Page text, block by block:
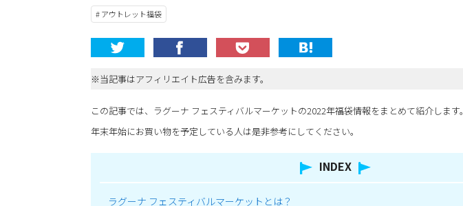
# アウトレット福袋
※当記事はアフィリエイト広告を含みます。
この記事では、ラグーナ フェスティバルマーケットの2022年福袋情報をまとめて紹介します。
年末年始にお買い物を予定している人は是非参考にしてください。
INDEX
ラグーナ フェスティバルマーケットとは？